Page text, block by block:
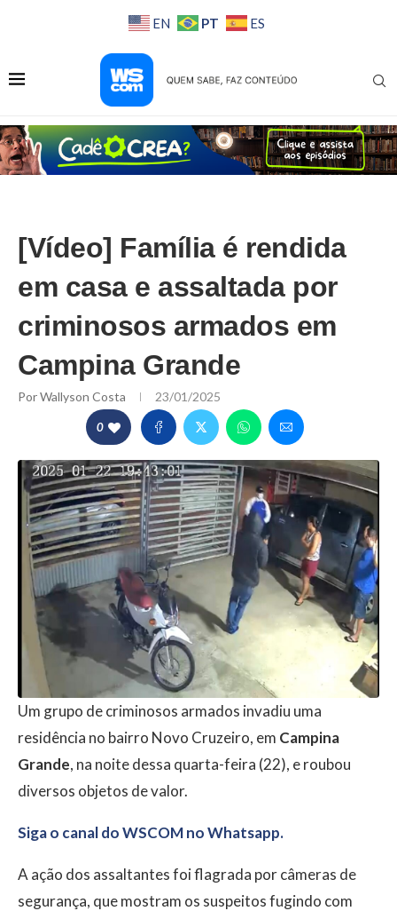
EN PT ES
[Vídeo] Família é rendida
em casa e assaltada por
criminosos armados em
Campina Grande
PorWallyson Costa 23/01/2025
0
Um grupo de criminosos armados invadiu uma
residência no bairro Novo Cruzeiro, em Campina
Grande, na noite dessa quarta-feira (22), e roubou
diversos objetos de valor.
Siga o canal do WSCOM no Whatsapp.
A ação dos assaltantes foi flagrada por câmeras de
segurança, que mostram os suspeitos fugindo com